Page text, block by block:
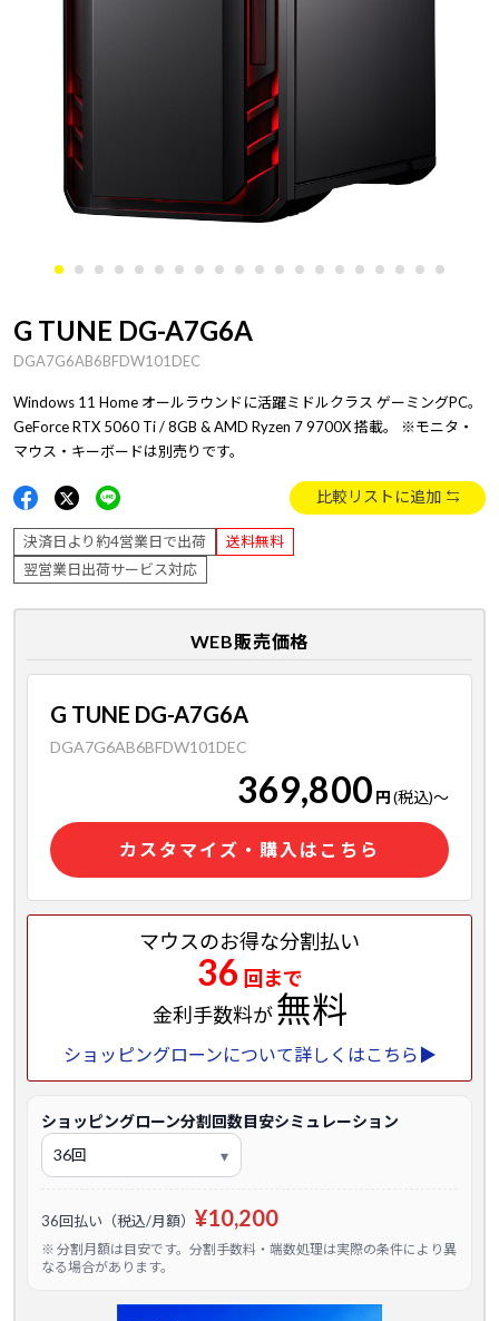
G TUNE DG-A7G6A
DGA7G6AB6BFDW101DEC
Windows 11 Home オールラウンドに活躍ミドルクラス ゲーミングPC。
GeForce RTX 5060 Ti / 8GB & AMD Ryzen 7 9700X 搭載。 ※モニタ・
マウス・キーボードは別売りです。
比較リストに追加
決済日より約4営業日で出荷
送料無料
翌営業日出荷サービス対応
WEB販売価格
G TUNE DG-A7G6A
DGA7G6AB6BFDW101DEC
369,800 円(税込)～
カスタマイズ・購入はこちら
マウスのお得な分割払い
36 回まで
金利手数料が無料
ショッピングローンについて詳しくはこちら▶
ショッピングローン分割回数目安シミュレーション
36回払い（税込/月額） ¥10,200
※ 分割月額は目安です。分割手数料・端数処理は実際の条件により異
なる場合があります。